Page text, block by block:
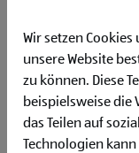
Wir setzen
unsere Website
zu können. Diese
beispielsweise die
das Teilen auf
Technologien